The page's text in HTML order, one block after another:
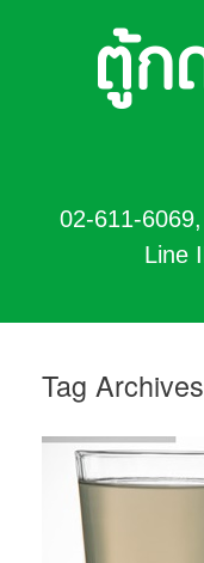
02-611-6069,
Line
Tag